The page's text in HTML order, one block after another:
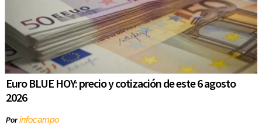
Euro BLUE HOY: precio y cotización de este 6 agosto
2026
Porinfocampo